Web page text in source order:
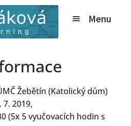
Menu
Expand
menu
Expand
Žebětín (Katolický dům)
7. 2019,
(5x 5 vyučovacích hodin s